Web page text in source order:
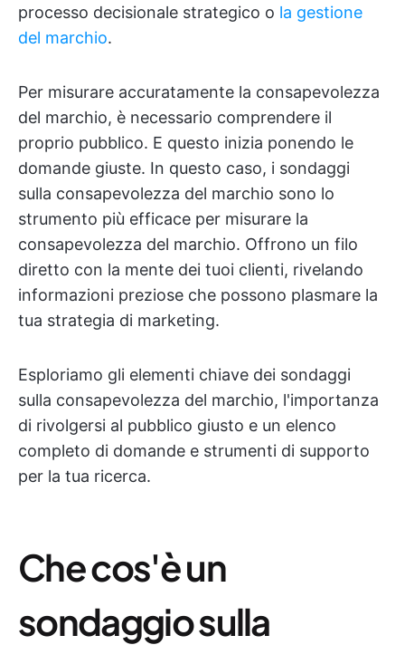
processo decisionale strategico o la gestione
del marchio.
Per misurare accuratamente la consapevolezza
del marchio, è necessario comprendere il
proprio pubblico. E questo inizia ponendo le
domande giuste. In questo caso, i sondaggi
sulla consapevolezza del marchio sono lo
strumento più efficace per misurare la
consapevolezza del marchio. Offrono un filo
diretto con la mente dei tuoi clienti, rivelando
informazioni preziose che possono plasmare la
tua strategia di marketing.
Esploriamo gli elementi chiave dei sondaggi
sulla consapevolezza del marchio, l'importanza
di rivolgersi al pubblico giusto e un elenco
completo di domande e strumenti di supporto
per la tua ricerca.
Che cos'è un
sondaggio sulla